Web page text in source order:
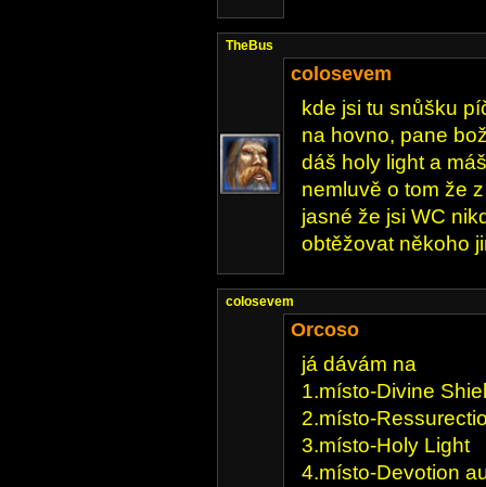
TheBus
colosevem
kde jsi tu snůšku
na hovno, pane
dáš holy light a
nemluvě o tom že
jasné že jsi WC
obtěžovat někoho
colosevem
Orcoso
já dávám na
1.místo-Divine
2.místo-
3.místo-Holy Light
4.místo-Devotion